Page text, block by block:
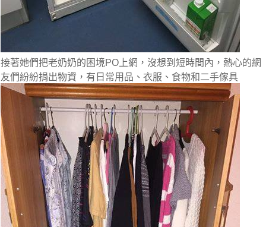
接著她們把老奶奶的困境PO上網，沒想到短時間內，熱心的網
友們紛紛捐出物資，有日常用品、衣服、食物和二手傢具